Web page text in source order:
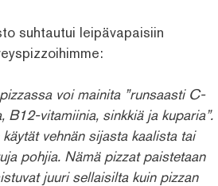
suhtautui leipävapaisiin
voi mainita ”runsaasti C-
B12-vitamiinia, sinkkiä ja kuparia”.
vehnän sijasta kaalista tai
pohjia. Nämä pizzat paistetaan
juuri sellaisilta kuin pizzan